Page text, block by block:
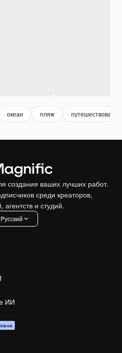
океан пляж путешествовать
создания ваших лучших работ.
среди креаторов,
агентств и студий.
Pусский
ИИ